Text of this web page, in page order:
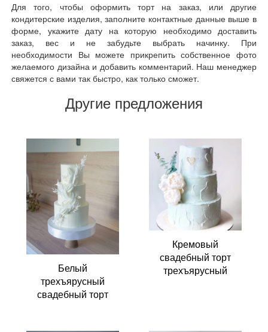
Для того, чтобы оформить торт на заказ, или другие
кондитерские изделия, заполните контактные данные выше в
форме, укажите дату на которую необходимо доставить
заказ, вес и не забудьте выбрать начинку. При
необходимости Вы можете прикрепить собственное фото
желаемого дизайна и добавить комментарий. Наш менеджер
свяжется с вами так быстро, как только сможет.
Другие предложения
Белый
трехъярусный
свадебный торт
Кремовый
свадебный торт
трехъярусный